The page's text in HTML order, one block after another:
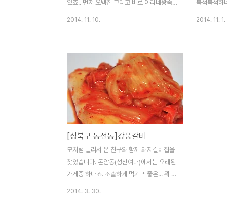
있죠.. 먼저 오백집 그리고 바로 아라네왕족
이 아닌가 생각도 했는데 아니더군요.. 아마
도 두분은 부부 내지는 뭐... 암튼! 나름 깔끔
하고... 족발에다 보쌈까지... 개인적으로 보쌈
보다는 족발이 더 좋다고 봅니다. 가격은 살
짝 비싼것 같기도 하지만.. 4명이 먹기에 살
짝 많은 것 같습니다. 그리고 보쌈에 싸먹는
김치가 맛이 있더군요.. 계속 리필만 했네요
^^ 돈암시장내 입구에서 가까우니 찾기도 쉬
울것 같습니다. ㅁ 맛 4 ㅁ 친 절 4 ㅁ 청 결
4 매우..
2014. 11. 10.
북적북적하
2014. 11. 1.
[성북구 동선동]강풍갈비
모처럼 멀리서 온 친구와 함께 돼지갈비집을
찾았습니다. 돈암동(성신여대)에서는 오래된
가게중 하나죠. 조촐하게 먹기 딱좋은... 뭐 식
2014. 3. 30.